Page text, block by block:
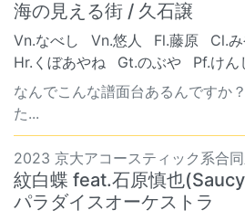
海の見える街 / 久石譲
Vn.なべし Vn.悠人 Fl.藤原
Cl.
Hr.くぼあやね
Gt.のぶや Pf.けん
なんでこんな譜面台あるんですか
た...
2023 京大アコースティック系合
紋白蝶 feat.石原慎也
パラダイスオーケストラ